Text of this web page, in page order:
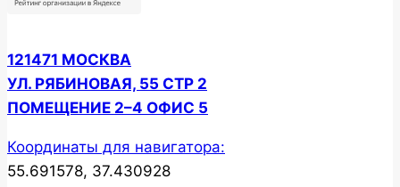
121471 МОСКВА
УЛ. РЯБИНОВАЯ, 55 СТР 2
ПОМЕЩЕНИЕ 2–4 ОФИС 5
Координаты для навигатора:
55.691578, 37.430928